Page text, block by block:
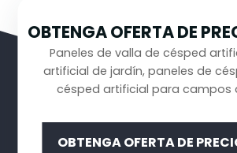
OBTENGA OFERTA DE
Paneles de valla de césped
artificial de jardín, paneles de
césped artificial para campos
OBTENGA OFERTA DE